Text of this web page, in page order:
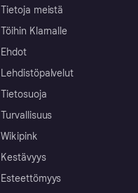
Tietoja meistä
Töihin Klarnalle
Ehdot
Lehdistöpalvelut
Tietosuoja
Turvallisuus
Wikipink
Kestävyys
Esteettömyys